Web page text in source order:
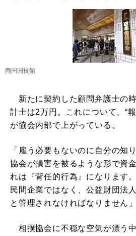
両国国技館
新たに契約した顧問弁護士の
計士は2万円。これについて、“
が協会内部で上がっている。
「雇う必要もないのに自分の知
協会が損害を被るような形で資
れは『背任的行為』になります
民間企業ではなく、公益財団法
と管理されなければなりません
相撲協会に不穏な空気が漂う